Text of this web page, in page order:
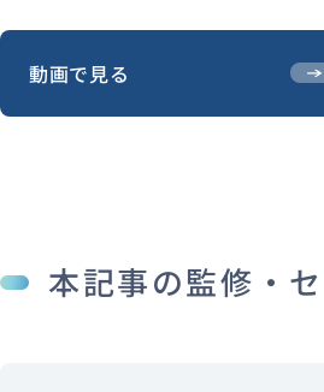
動画で見る
本記事の監修・